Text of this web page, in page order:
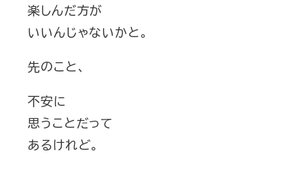
楽しんだ方が
いいんじゃないかと。
先のこと、
不安に
思うことだって
あるけれど。